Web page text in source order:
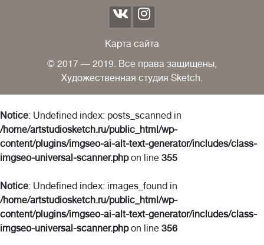
Карта сайта
© 2017 — 2019. Все права защищены,
Художественная студия Sketch.
Notice: Undefined index: posts_scanned in
/home/artstudiosketch.ru/public_html/wp-
content/plugins/imgseo-ai-alt-text-generator/includes/class-
imgseo-universal-scanner.phpon line 355
Notice: Undefined index: images_found in
/home/artstudiosketch.ru/public_html/wp-
content/plugins/imgseo-ai-alt-text-generator/includes/class-
imgseo-universal-scanner.phpon line 356